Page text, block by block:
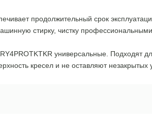
продолжительный срок
стирку, чистку
универсальные. Подходят
кресел и не оставляют